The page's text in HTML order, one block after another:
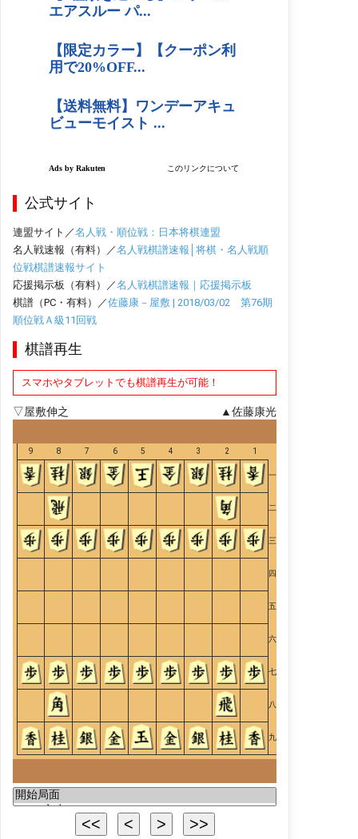
公式サイト
連盟サイト／名人戦・順位戦：日本将棋連盟
名人戦速報（有料）／名人戦棋譜速報│将棋・名人戦順
位戦棋譜速報サイト
応援掲示板（有料）／名人戦棋譜速報｜応援掲示板
棋譜（PC・有料）／佐藤康－屋敷 | 2018/03/02 第76期
順位戦Ａ級11回戦
棋譜再生
スマホやタブレットでも棋譜再生が可能！
▽屋敷伸之 ▲佐藤康光
9 8 7 6 5 4 3 2 1
一
二
三
四
五
六
七
八
九